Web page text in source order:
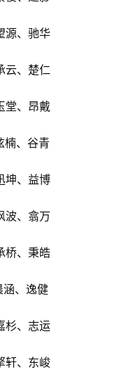
源、驰华
云、楚仁
堂、昂戴
楠、谷青
坤、益博
波、翕万
桥、秉皓
涵、逸健
杉、志运
轩、东峻